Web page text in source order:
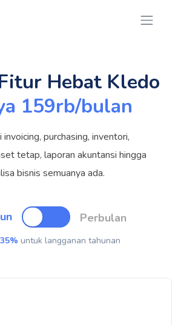
Hebat Kledo
159rb/bulan
invoicing, purchasing, inventori,
tetap, laporan akuntansi hingga
bisnis semuanya ada.
Perbulan
untuk langganan tahunan